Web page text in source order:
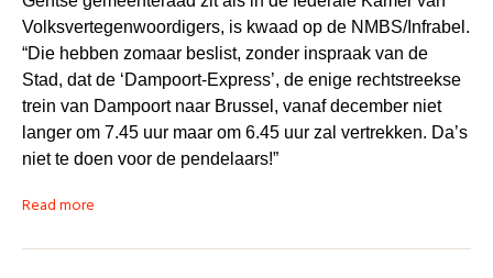
Volksvertegenwoordigers, is kwaad op de NMBS/Infrabel.
“Die hebben zomaar beslist, zonder inspraak van de
Stad, dat de ‘Dampoort-Express’, de enige rechtstreekse
trein van Dampoort naar Brussel, vanaf december niet
langer om 7.45 uur maar om 6.45 uur zal vertrekken. Da’s
niet te doen voor de pendelaars!”
Read more